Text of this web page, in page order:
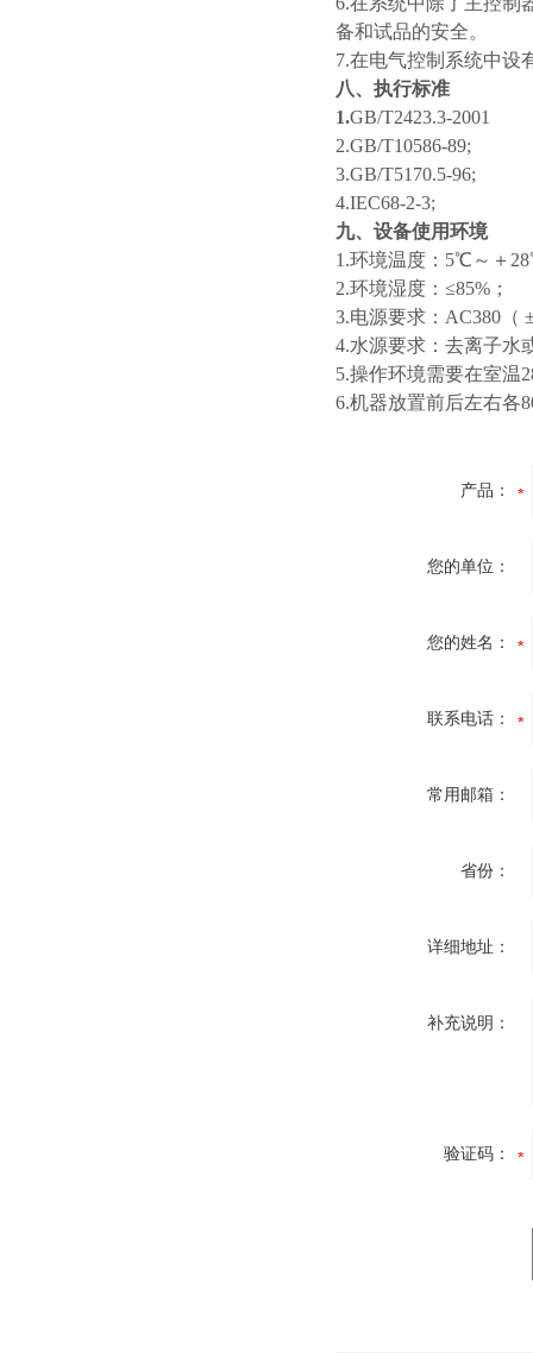
备和试品的安全。
7.在电气控制系统中设
八、执行标准
1.GB/T2423.3-2001
2.GB/T10586-89;
3.GB/T5170.5-96;
4.IEC68-2-3;
九、设备使用环境
1.环境温度：5℃～＋
2.环境湿度：≤85%；
3.电源要求：AC380（
4.水源要求：去离子水
5.操作环境需要在室温
6.机器放置前后左右各
产品：
您的单位：
您的姓名：
联系电话：
常用邮箱：
省份：
详细地址：
补充说明：
验证码：